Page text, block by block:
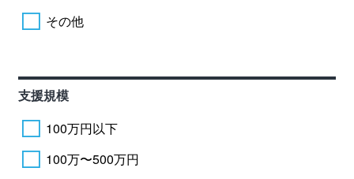
その他
支援規模
100万円以下
100万〜500万円